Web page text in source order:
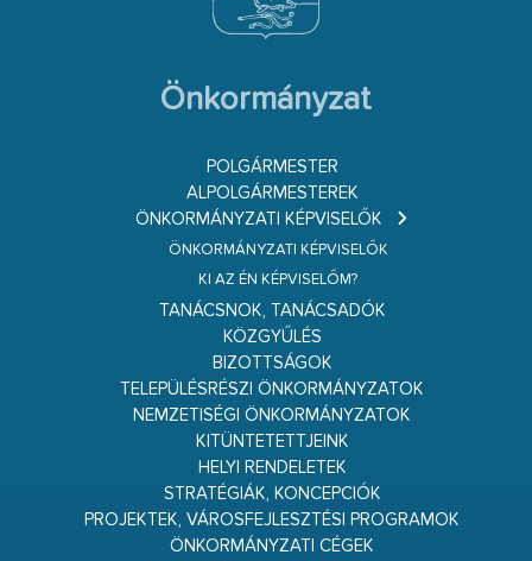
Önkormányzat
POLGÁRMESTER
ALPOLGÁRMESTEREK
ÖNKORMÁNYZATI KÉPVISELŐK
ÖNKORMÁNYZATI KÉPVISELŐK
KI AZ ÉN KÉPVISELŐM?
TANÁCSNOK, TANÁCSADÓK
KÖZGYŰLÉS
BIZOTTSÁGOK
TELEPÜLÉSRÉSZI ÖNKORMÁNYZATOK
NEMZETISÉGI ÖNKORMÁNYZATOK
KITÜNTETETTJEINK
HELYI RENDELETEK
STRATÉGIÁK, KONCEPCIÓK
PROJEKTEK, VÁROSFEJLESZTÉSI PROGRAMOK
ÖNKORMÁNYZATI CÉGEK